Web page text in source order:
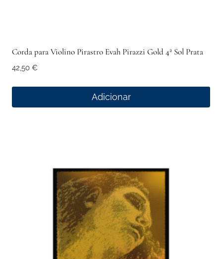
Corda para Violino Pirastro Evah Pirazzi Gold 4ª Sol Prata
42,50 €
Adicionar